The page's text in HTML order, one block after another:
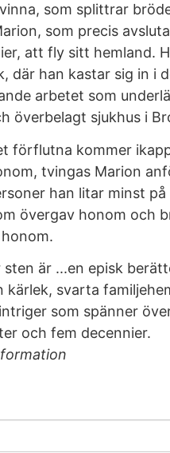
som splittrar
som precis
att fly sitt hemland.
där han kastar sig in i
arbetet som
överbelagt sjukhus i
förflutna kommer
tvingas Marion
han litar minst på
övergav honom och
sten är ...en episk
kärlek, svarta
som spänner
och fem decennier.